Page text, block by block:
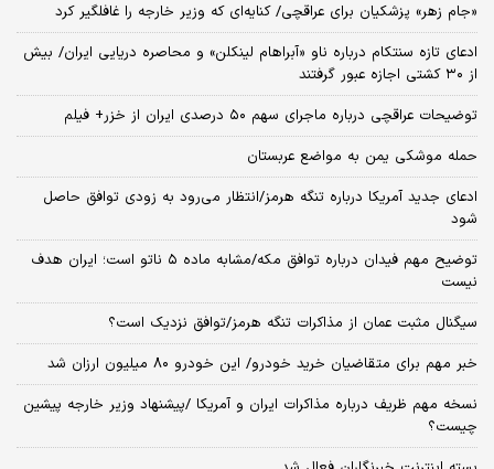
«جام زهر» پزشکیان برای عراقچی/ کنایه‌ای که وزیر خارجه را غافلگیر کرد
ادعای تازه سنتکام درباره ناو «آبراهام لینکلن» و محاصره دریایی ایران/ بیش
از ۳۰ کشتی اجازه عبور گرفتند
توضیحات عراقچی درباره ماجرای سهم ۵۰ درصدی ایران از خزر+ فیلم
حمله موشکی یمن به مواضع عربستان
ادعای جدید آمریکا درباره تنگه هرمز/انتظار می‌رود به زودی توافق حاصل
شود
توضیح مهم فیدان درباره توافق مکه/مشابه ماده ۵ ناتو است؛ ایران هدف
نیست
سیگنال‌ مثبت عمان از مذاکرات تنگه هرمز/توافق نزدیک است؟
خبر مهم برای متقاضیان خرید خودرو/ این خودرو ۸۰ میلیون ارزان شد
نسخه‌ مهم ظریف درباره مذاکرات ایران و آمریکا /پیشنهاد وزیر خارجه پیشین
چیست؟